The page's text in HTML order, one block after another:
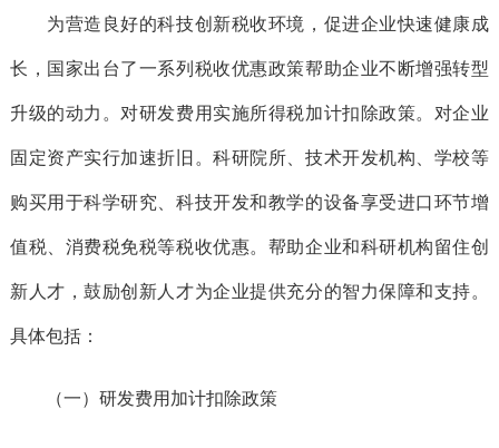
为营造良好的科技创新税收环境，促进企业快速健康成
长，国家出台了一系列税收优惠政策帮助企业不断增强转型
升级的动力。对研发费用实施所得税加计扣除政策。对企业
固定资产实行加速折旧。科研院所、技术开发机构、学校等
购买用于科学研究、科技开发和教学的设备享受进口环节增
值税、消费税免税等税收优惠。帮助企业和科研机构留住创
新人才，鼓励创新人才为企业提供充分的智力保障和支持。
具体包括：
（一）研发费用加计扣除政策